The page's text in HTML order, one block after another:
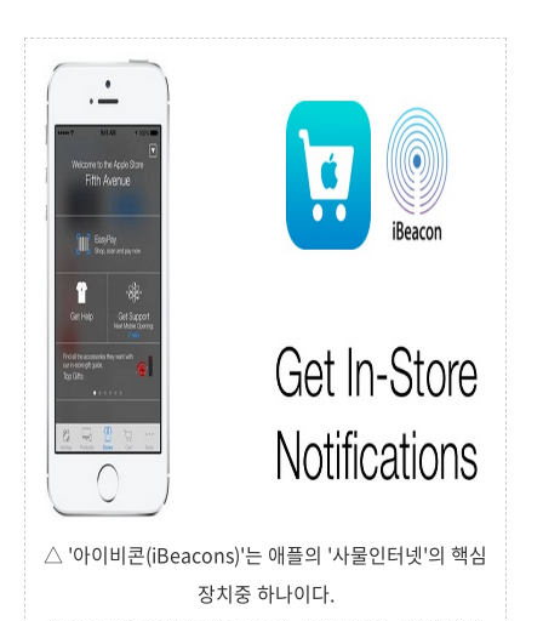
△ '아이비콘(iBeacons)'는 애플의 '사물인터넷'의 핵심
장치중 하나이다.